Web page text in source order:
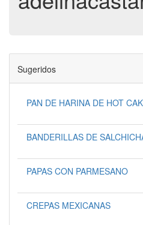
Sugeridos
PAN DE HARINA DE HOT
BANDERILLAS DE
PAPAS CON PARMESANO
CREPAS MEXICANAS